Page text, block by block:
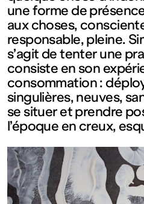
Mar –
: 14h –
Sam –
: 11h –
une forme de
aux choses,
responsable, pleine.
s’agit de tenter une
consiste en son
consommation :
singulières, neuves,
se situer et prendre
l’époque en creux,